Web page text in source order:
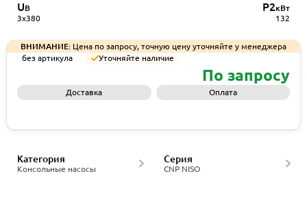
UВ
3x380
P2кВт
132
ВНИМАНИЕ: Цена по запросу, точную цену уточняйте у менеджера
без артикула
Уточняйте наличие
По запросу
Доставка Оплата
Консольные насосы
Категория
CNP NISO
Серия